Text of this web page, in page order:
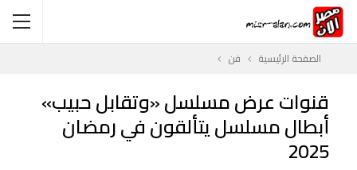
الصفحة الرئيسية فن
قنوات عرض مسلسل «وتقابل حبيب»
أبطال مسلسل يتألقون في رمضان
2025